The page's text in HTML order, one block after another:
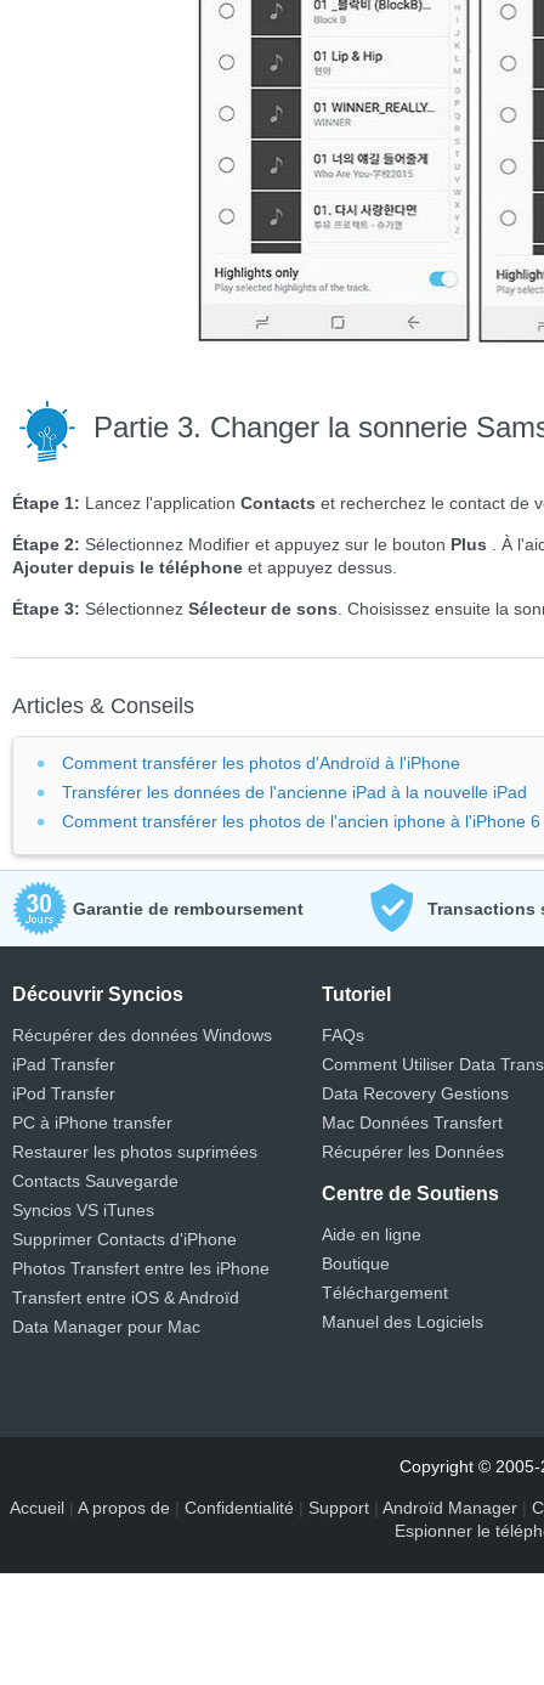
Partie 3. Changer la sonnerie
Étape 1: Lancez l'application Contacts et recherchez le contact de
Étape 2: Sélectionnez Modifier et appuyez sur le bouton Plus
. À
Ajouter depuis le téléphone et appuyez dessus.
Étape 3: Sélectionnez Sélecteur de sons . Choisissez ensuite la
Articles & Conseils
Comment transférer les photos d'Androïd à l'iPhone
Transférer les données de l'ancienne iPad à la nouvelle iPad
Comment transférer les photos de l'ancien iphone à l'iPhone
Garantie de remboursement Transactions
Découvrir Syncios
Récupérer des données Windows
iPad Transfer
iPod Transfer
PC à iPhone transfer
Restaurer les photos suprimées
Contacts Sauvegarde
Syncios VS iTunes
Supprimer Contacts d'iPhone
Photos Transfert entre les iPhone
Transfert entre iOS & Androïd
Data Manager pour Mac
Tutoriel
FAQs
Comment Utiliser Data
Data Recovery Gestions
Mac Données Transfert
Récupérer les Données
Centre de Soutiens
Aide en ligne
Boutique
Téléchargement
Manuel des Logiciels
Copyright © 2005-
Accueil |A propos de |Confidentialité | Support |Androïd Manager |
Espionner le